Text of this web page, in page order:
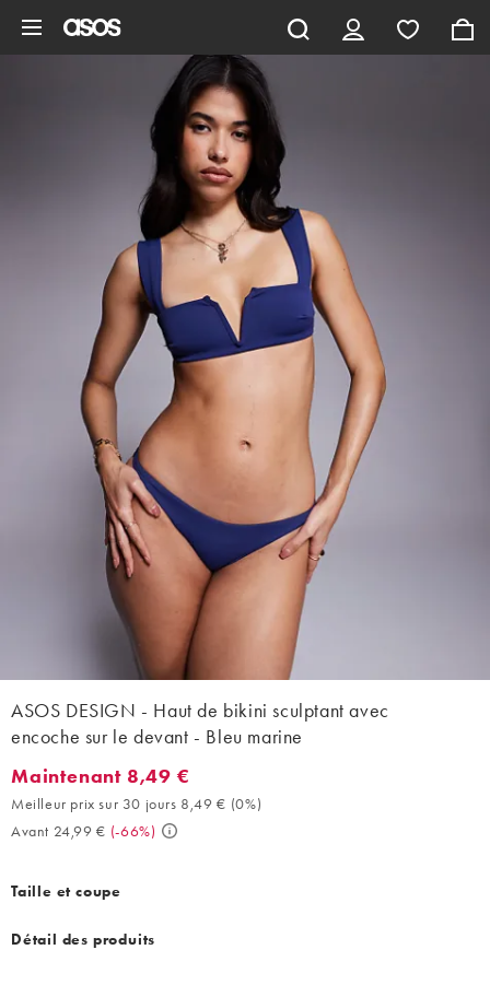
ASOS DESIGN - Haut de bikini sculptant avec
encoche sur le devant - Bleu marine
Maintenant 8,49 €. Meilleur prix sur 30 jours 8,49 € (0%).
Maintenant 8,49 €
Meilleur prix sur 30 jours 8,49 € (0%)
Avant 24,99 € (-66%)
Taille et coupe
Détail des produits